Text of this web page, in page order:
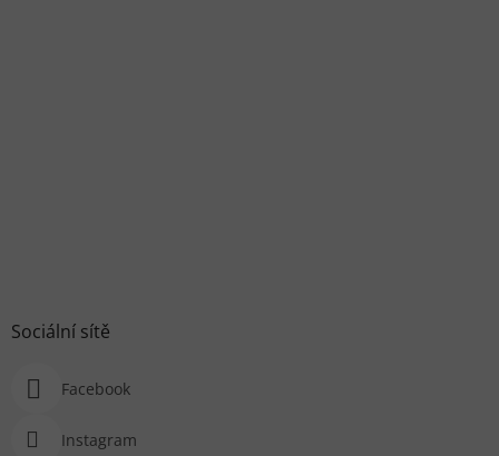
Sociální sítě
Facebook
Instagram